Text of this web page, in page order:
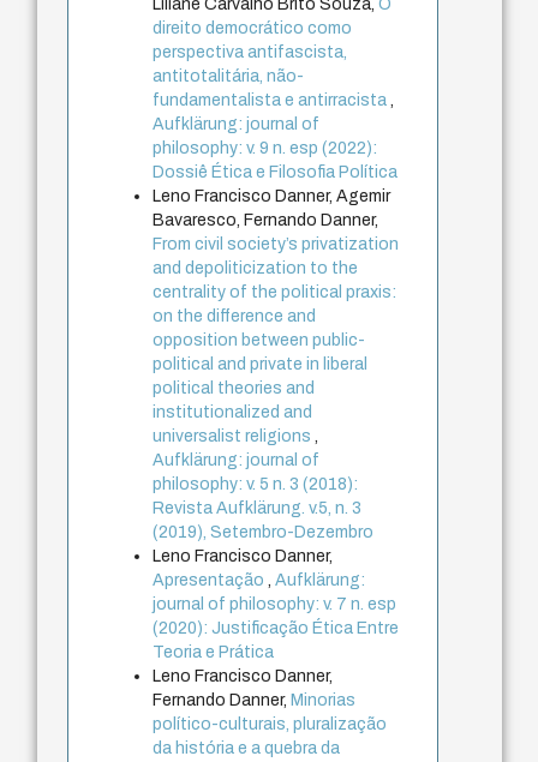
Liliane Carvalho Brito Souza,O
direito democrático como
perspectiva antifascista,
antitotalitária, não-
fundamentalista e antirracista,
Aufklärung: journal of
philosophy: v. 9 n. esp (2022):
Dossiê Ética e Filosofia Política
Leno Francisco Danner, Agemir
Bavaresco, Fernando Danner,
From civil society’s privatization
and depoliticization to the
centrality of the political praxis:
on the difference and
opposition between public-
political and private in liberal
political theories and
institutionalized and
universalist religions,
Aufklärung: journal of
philosophy: v. 5 n. 3 (2018):
Revista Aufklärung. v.5, n. 3
(2019), Setembro-Dezembro
Leno Francisco Danner,
Apresentação,Aufklärung:
journal of philosophy: v. 7 n. esp
(2020): Justificação Ética Entre
Teoria e Prática
Leno Francisco Danner,
Fernando Danner, Minorias
político-culturais, pluralização
da história e a quebra da